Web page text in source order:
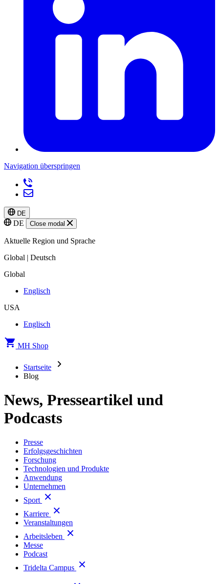
Navigation überspringen
DE
DE Close modal
Aktuelle Region und Sprache
Global | Deutsch
Global
Englisch
USA
Englisch
MH Shop
Startseite
Blog
News, Presseartikel und
Podcasts
Presse
Erfolgsgeschichten
Forschung
Technologien und Produkte
Anwendung
Unternehmen
Sport
Karriere
Veranstaltungen
Arbeitsleben
Messe
Podcast
Tridelta Campus